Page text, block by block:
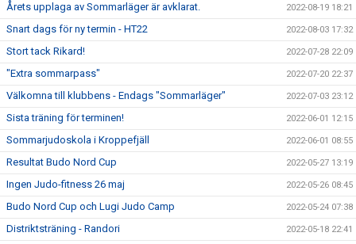
Årets upplaga av Sommarläger är avklarat. 2022-08-19 18:21
Snart dags för ny termin - HT22 2022-08-03 17:32
Stort tack Rikard! 2022-07-28 22:09
"Extra sommarpass" 2022-07-20 22:37
Välkomna till klubbens - Endags "Sommarläger" 2022-07-03 23:12
Sista träning för terminen! 2022-06-01 12:15
Sommarjudoskola i Kroppefjäll 2022-06-01 08:55
Resultat Budo Nord Cup 2022-05-27 13:19
Ingen Judo-fitness 26 maj 2022-05-26 08:45
Budo Nord Cup och Lugi Judo Camp 2022-05-24 07:38
Distriktsträning - Randori 2022-05-18 22:41